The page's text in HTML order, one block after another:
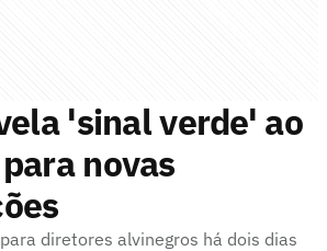
'sinal verde' ao
novas
diretores alvinegros há dois dias